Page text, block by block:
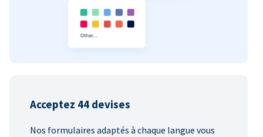
Acceptez 44 devises
Nos formulaires adaptés à chaque langue vous